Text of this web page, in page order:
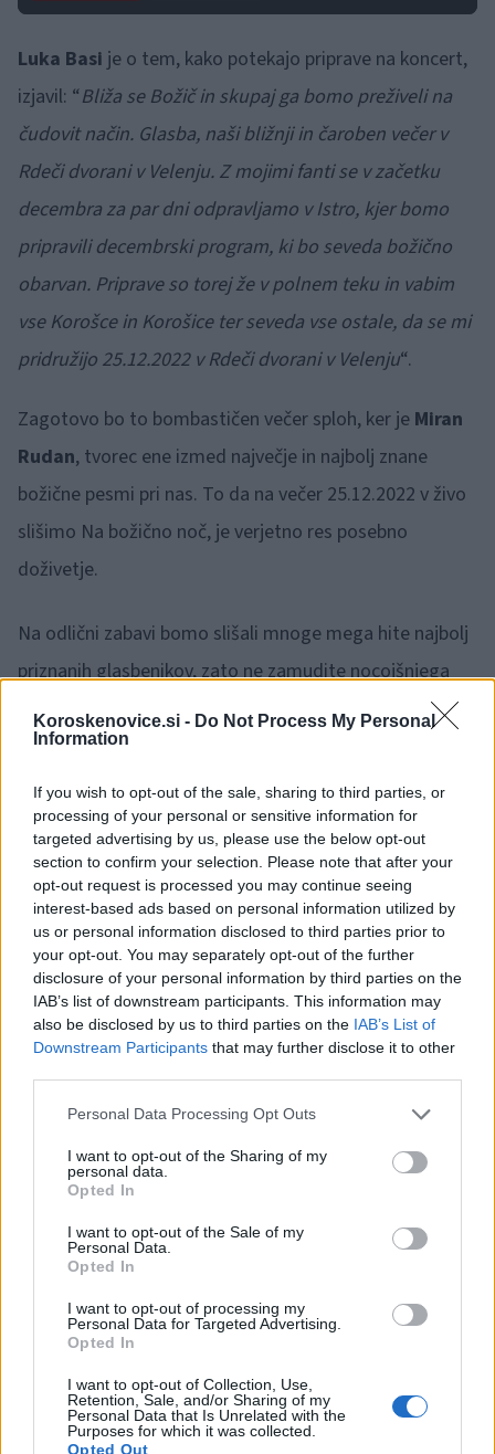
Koroskenovice.si - Do Not Process My Personal
Information
If you wish to opt-out of the sale, sharing to third parties, or
processing of your personal or sensitive information for
targeted advertising by us, please use the below opt-out
section to confirm your selection. Please note that after your
opt-out request is processed you may continue seeing
interest-based ads based on personal information utilized by
us or personal information disclosed to third parties prior to
your opt-out. You may separately opt-out of the further
disclosure of your personal information by third parties on the
IAB’s list of downstream participants. This information may
also be disclosed by us to third parties on the IAB’s List of
Downstream Participants that may further disclose it to other
Please note that this website/app uses one or more Google
not limited to your visit or usage behaviour. You may click to
grant or deny consent to Google and its third-party tags to
use your data for below specified purposes in below Google
consent section.
Personal Data Processing Opt Outs
I want to opt-out of the Sharing of my
personal data.
Opted In
I want to opt-out of the Sale of my
Personal Data.
Opted In
I want to opt-out of processing my
Personal Data for Targeted Advertising.
Opted In
I want to opt-out of Collection, Use,
Retention, Sale, and/or Sharing of my
Personal Data that Is Unrelated with the
Purposes for which it was collected.
Opted Out
Luka Basi je o tem, kako potekajo priprave na koncert,
izjavil: “Bliža se Božič in skupaj ga bomo preživeli na
čudovit način. Glasba, naši bližnji in čaroben večer v
Rdeči dvorani v Velenju. Z mojimi fanti se v začetku
decembra za par dni odpravljamo v Istro, kjer bomo
pripravili decembrski program, ki bo seveda božično
obarvan. Priprave so torej že v polnem teku in vabim
vse Korošce in Korošice ter seveda vse ostale, da se mi
pridružijo 25.12.2022 v Rdeči dvorani v Velenju“.
Zagotovo bo to bombastičen večer sploh, ker je Miran
Rudan, tvorec ene izmed največje in najbolj znane
božične pesmi pri nas. To da na večer 25.12.2022 v živo
slišimo Na božično noč, je verjetno res posebno
doživetje.
Na odlični zabavi bomo slišali mnoge mega hite najbolj
priznanih glasbenikov, zato ne zamudite nocojšnjega
dogajanja.
Kupite jih lahkoTUKAJ, ali pa na vhodu v Rdečo
dvorano.
Opozorilo:
posameznik kazensko odgovoren za javno spodbujanje
sovraštva, nasilja ali nestrpnosti. Komentarji z žaljivimi,
rasističnimi, diskriminatornimi ali nezakonitimi vsebinami bodo
Failed to fetch